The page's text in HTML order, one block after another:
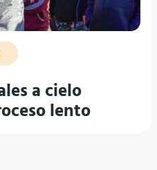
a cielo
lento